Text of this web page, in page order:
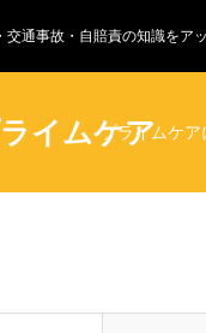
交通事故・自賠責の知識をア
イムケア
プライムケア